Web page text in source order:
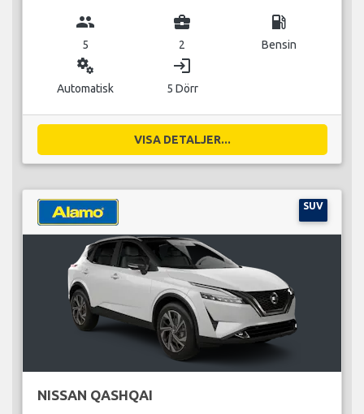
group
5
business_center
2
local_gas_station
Bensin
miscellaneous_services
Automatisk
login
5 Dörr
VISA DETALJER...
SUV
NISSAN QASHQAI